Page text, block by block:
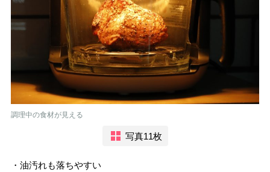
調理中の食材が見える
写真11枚
・油汚れも落ちやすい